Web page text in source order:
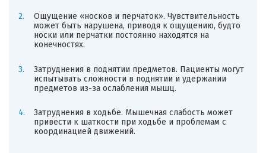
Ощущение «носков и перчаток». Чувствительность
может быть нарушена, приводя к ощущению, будто
носки или перчатки постоянно находятся на
конечностях.
Затруднения в поднятии предметов. Пациенты могут
испытывать сложности в поднятии и удержании
предметов из-за ослабления мышц.
Затруднения в ходьбе. Мышечная слабость может
привести к шаткости при ходьбе и проблемам с
координацией движений.